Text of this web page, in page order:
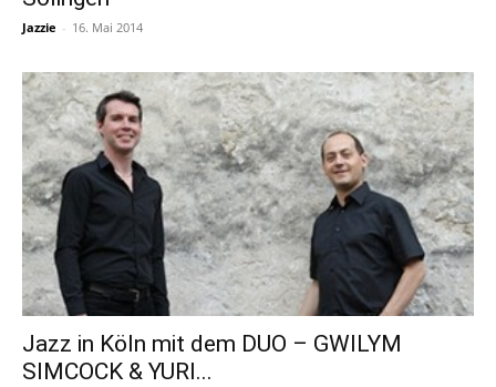
Jazzie - 16. Mai 2014
Jazz in Köln mit dem DUO – GWILYM
SIMCOCK & YURI...